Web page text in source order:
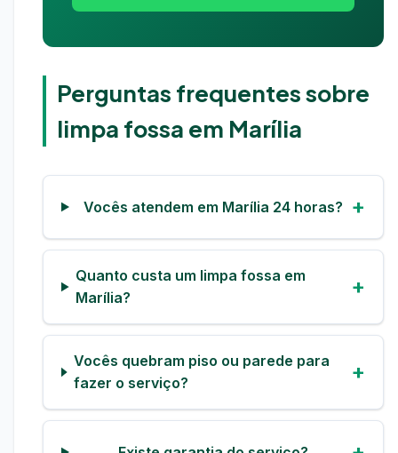
Perguntas frequentes sobre
limpa fossa em Marília
Vocês atendem em Marília 24 horas?
Quanto custa um limpa fossa em
Marília?
Vocês quebram piso ou parede para
fazer o serviço?